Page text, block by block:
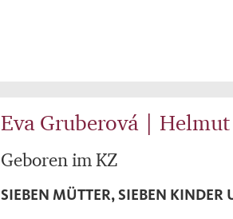
Eva Gruberová |
Geboren im KZ
SIEBEN MÜTTER, SIEBEN